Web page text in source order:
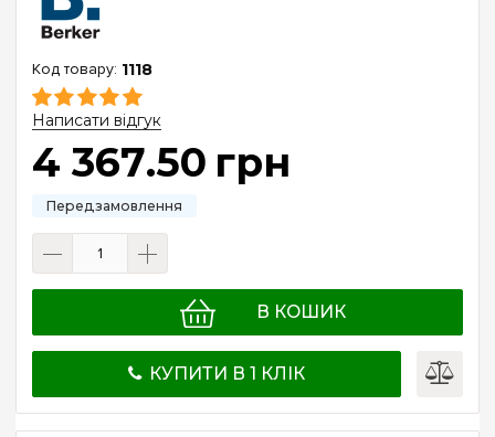
1118
Написати відгук
4 367.50 грн
В КОШИК
КУПИТИ В 1 КЛІК